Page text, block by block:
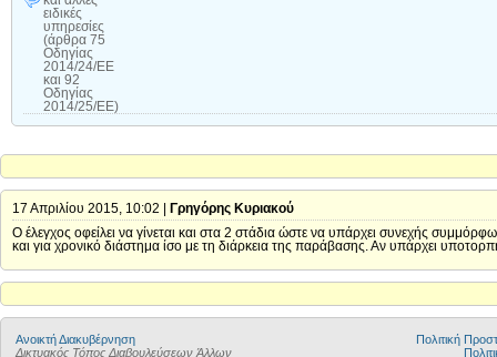
ειδικές
υπηρεσίες
(άρθρα 75
Οδηγίας
2014/24/ΕΕ
και 92
Οδηγίας
2014/25/ΕΕ)
17 Απριλίου 2015, 10:02 |
Γρηγόρης Κυριακού
Ο έλεγχος οφείλει να γίνεται και στα 2 στάδια ώστε να υπάρχει συνεχής
και για χρονικό διάστημα ίσο με τη διάρκεια της παράβασης. Αν υπάρχει
Ανοικτή Διακυβέρνηση
Δικτυακός Τόπος Διαβουλεύσεων Άλλων
Πολιτική